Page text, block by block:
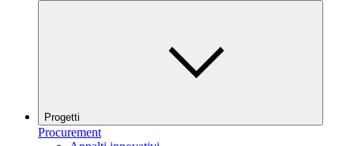
Progetti
Procurement